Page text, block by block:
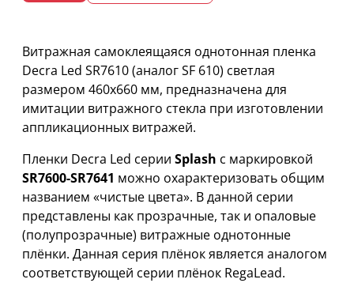
Витражная самоклеящаяся однотонная пленка
Decra Led SR7610 (аналог SF 610) светлая
размером 460х660 мм, предназначена для
имитации витражного стекла при изготовлении
аппликационных витражей.
Пленки Decra Led серии Splash с маркировкой
SR7600-SR7641 можно охарактеризовать общим
названием «чистые цвета». В данной серии
представлены как прозрачные, так и опаловые
(полупрозрачные) витражные однотонные
плёнки. Данная серия плёнок является аналогом
соответствующей серии плёнок RegaLead.